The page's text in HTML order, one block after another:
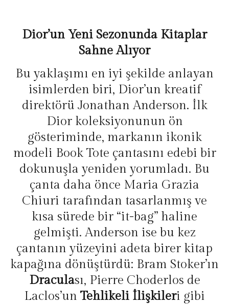
Dior’un Yeni Sezonunda Kitaplar
Sahne Alıyor
Bu yaklaşımı en iyi şekilde anlayan
isimlerden biri, Dior’un kreatif
direktörü Jonathan Anderson. İlk
Dior koleksiyonunun ön
gösteriminde, markanın ikonik
modeli Book Tote çantasını edebi bir
dokunuşla yeniden yorumladı. Bu
çanta daha önce Maria Grazia
Chiuri tarafından tasarlanmış ve
kısa sürede bir “it-bag” haline
gelmişti. Anderson ise bu kez
çantanın yüzeyini adeta birer kitap
kapağına dönüştürdü: Bram Stoker’ın
Draculası, Pierre Choderlos de
Laclos’un Tehlikeli İlişkileri gibi